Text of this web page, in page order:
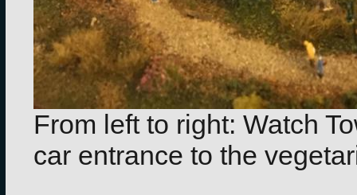
From left to right: Watch
car entrance to the